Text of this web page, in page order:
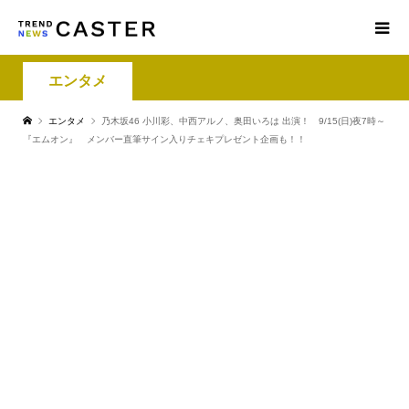
エンタメ
エンタメ
乃木坂46 小川彩、中西アルノ、奥田いろは 出演！ 9/15(日)夜7時～
『エムオン』 メンバー直筆サイン入りチェキプレゼント企画も！！